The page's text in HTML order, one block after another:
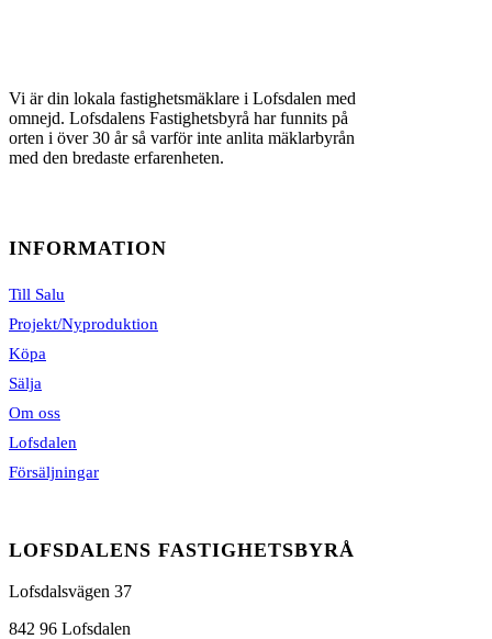
Vi är din lokala fastighetsmäklare i Lofsdalen med
omnejd. Lofsdalens Fastighetsbyrå har funnits på
orten i över 30 år så varför inte anlita mäklarbyrån
med den bredaste erfarenheten.
INFORMATION
Till Salu
Projekt/Nyproduktion
Köpa
Sälja
Om oss
Lofsdalen
Försäljningar
LOFSDALENS FASTIGHETSBYRÅ
Lofsdalsvägen 37
842 96 Lofsdalen